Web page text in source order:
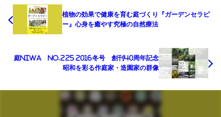
植物の効果で健康を育む庭づくり『ガーデンセラピ
ー』心身を癒やす究極の自然療法
庭NIWA No.225 2016冬号 創刊40周年記念
昭和を彩る作庭家・造園家の群像